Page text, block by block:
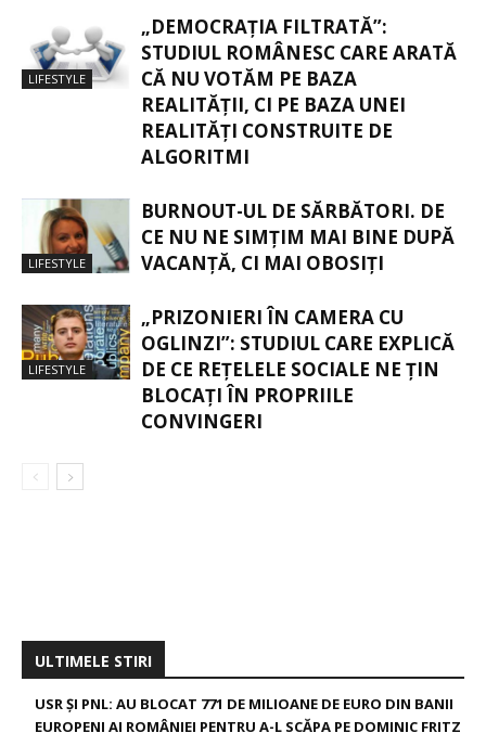
LIFESTYLE
„DEMOCRAȚIA FILTRATĂ”:
STUDIUL ROMÂNESC CARE ARATĂ
CĂ NU VOTĂM PE BAZA
REALITĂȚII, CI PE BAZA UNEI
REALITĂȚI CONSTRUITE DE
ALGORITMI
LIFESTYLE
BURNOUT-UL DE SĂRBĂTORI. DE
CE NU NE SIMȚIM MAI BINE DUPĂ
VACANȚĂ, CI MAI OBOSIȚI
LIFESTYLE
„PRIZONIERI ÎN CAMERA CU
OGLINZI”: STUDIUL CARE EXPLICĂ
DE CE REȚELELE SOCIALE NE ȚIN
BLOCAȚI ÎN PROPRIILE
CONVINGERI
ULTIMELE STIRI
USR ȘI PNL: AU BLOCAT 771 DE MILIOANE DE EURO DIN BANII
EUROPENI AI ROMÂNIEI PENTRU A-L SCĂPA PE DOMINIC FRITZ